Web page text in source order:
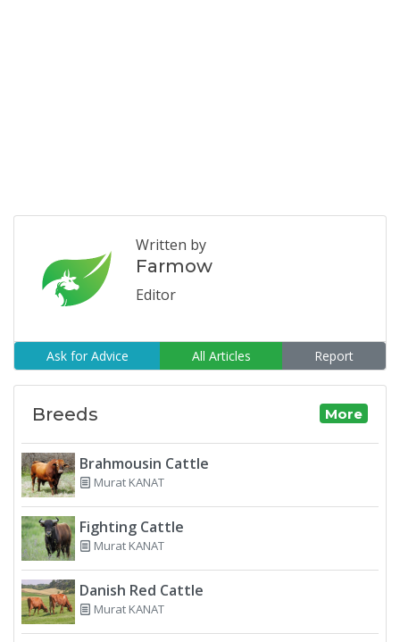
Written by
Farmow
Editor
Ask for Advice All Articles Report
Breeds More
Brahmousin Cattle
Murat KANAT
Fighting Cattle
Murat KANAT
Danish Red Cattle
Murat KANAT